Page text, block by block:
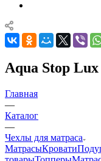
Aqua Stop Lux
Главная
—
Каталог
—
Чехлы для матраса
МатрасыКровати